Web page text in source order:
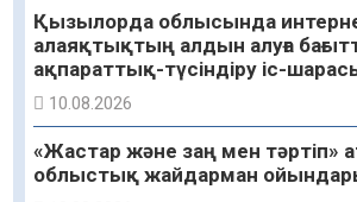
Қызылорда облысында
алаяқтықтың алдын алуға
ақпараттық-түсіндіру іс-
10.08.2026
«Жастар және заң мен тәртіп»
облыстық жайдарман